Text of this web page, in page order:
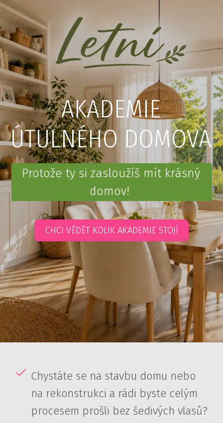
AKADEMIE
ÚTULNÉHO DOMOVA
Protože ty si zasloužíš mít krásný
domov!
CHCI VĚDĚT KOLIK AKADEMIE STOJÍ
Chystáte se na stavbu domu nebo
na rekonstrukci a rádi byste celým
procesem prošli bez šedivých vlasů?